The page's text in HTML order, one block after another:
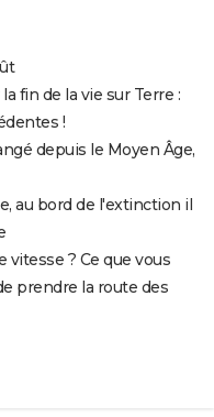
fin de la vie sur Terre :
!
depuis le Moyen Âge,
au bord de l'extinction il
vitesse ? Ce que vous
prendre la route des